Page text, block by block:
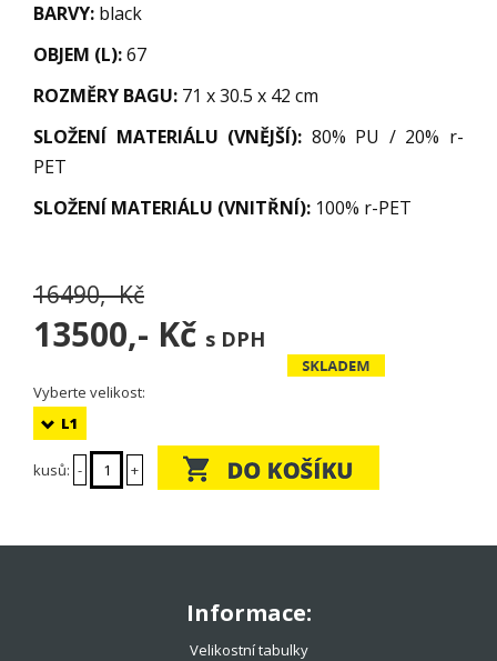
BARVY: black
OBJEM (L):67
ROZMĚRY BAGU: 71 x 30.5 x 42 cm
SLOŽENÍ MATERIÁLU (VNĚJŠÍ): 80% PU / 20% r-
PET
SLOŽENÍ MATERIÁLU (VNITŘNÍ): 100% r-PET
16490,- Kč
13500,- Kč s DPH
Vyberte velikost:
L1
kusů: - +
Informace:
Velikostní tabulky